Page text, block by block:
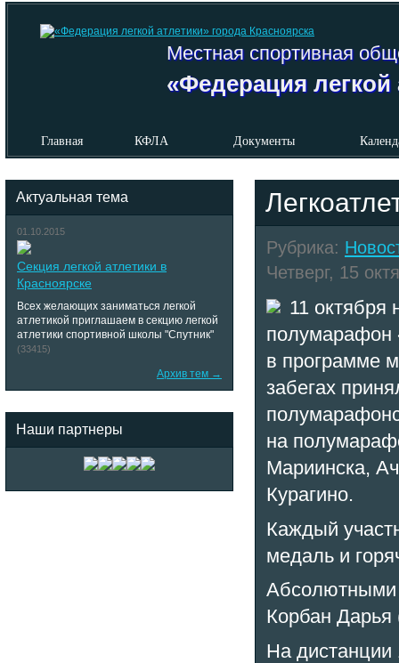
Местная спортивная
«Федерация легкой
Главная КФЛА Документы
Актуальная тема
01.10.2015
Секция легкой атлетики в
Красноярске
Всех желающих заниматься легкой
атлетикой приглашаем в секцию легкой
атлетики спортивной школы "Спутник"
(33415)
Архив тем →
Наши партнеры
Рубрика:
Четверг, 15
11 октября
полумарафон
в программе
забегах
на
Мариинска,
Курагино.
Каждый
медаль и
Абсолютными
Корбан
На дистанции